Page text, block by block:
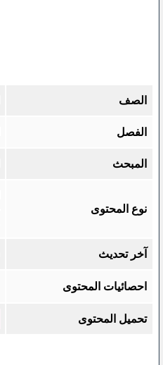
الصف
الفصل
المبحث
نوع المحتوى
آخر تحديث
احصائيات المحتوى
تحميل المحتوى